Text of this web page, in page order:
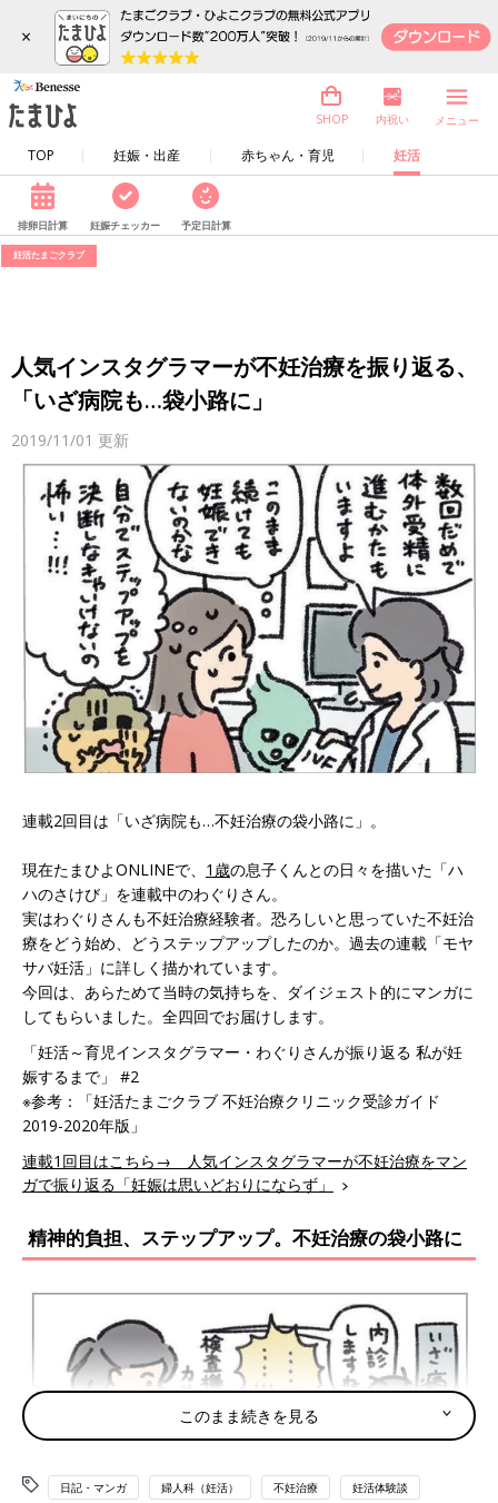
×
TOP 妊娠・出産 赤ちゃん・育児 妊活
SHOP 内祝い メニュー
排卵日計算 妊娠チェッカー 予定日計算
妊活たまごクラブ
人気インスタグラマーが不妊治療を振り返る、
「いざ病院も…袋小路に」
2019/11/01 更新
連載2回目は「いざ病院も…不妊治療の袋小路に」。
現在たまひよONLINEで、 1歳の息子くんとの日々を描いた「ハ
ハのさけび」を連載中のわぐりさん。
実はわぐりさんも不妊治療経験者。恐ろしいと思っていた不妊治
療をどう始め、どうステップアップしたのか。過去の連載「モヤ
サバ妊活」に詳しく描かれています。
今回は、あらためて当時の気持ちを、ダイジェスト的にマンガに
してもらいました。全四回でお届けします。
「妊活～育児インスタグラマー・わぐりさんが振り返る 私が妊
娠するまで」 #2
※参考：「妊活たまごクラブ 不妊治療クリニック受診ガイド
2019-2020年版」
連載1回目はこちら→ 人気インスタグラマーが不妊治療をマン
ガで振り返る「妊娠は思いどおりにならず」
精神的負担、ステップアップ。不妊治療の袋小路に
このまま続きを見る
日記・マンガ 婦人科（妊活） 不妊治療 妊活体験談